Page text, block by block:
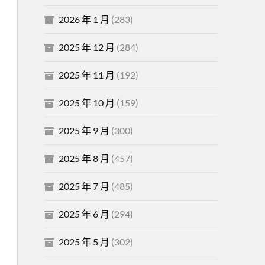
2026 年 1 月 (283)
2025 年 12 月 (284)
2025 年 11 月 (192)
2025 年 10 月 (159)
2025 年 9 月 (300)
2025 年 8 月 (457)
2025 年 7 月 (485)
2025 年 6 月 (294)
2025 年 5 月 (302)